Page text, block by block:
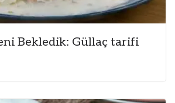
Bekledik: Güllaç tarifi